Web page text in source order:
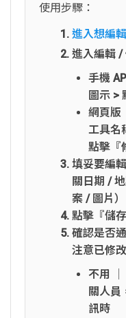
使用步驟：
進入想編
進入編輯 /
手機
圖示 >
網頁版
工具名
點擊『
填妥要編
關日期 /
案 / 圖片）
點擊『儲存
確認是否
注意已修
不用 │
關人員
訊時